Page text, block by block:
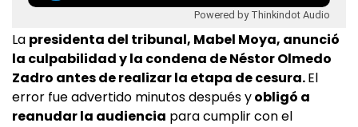
Powered by Thinkindot Audio
La presidenta del tribunal, Mabel Moya, anunció
la culpabilidad y la condena de Néstor Olmedo
Zadro antes de realizar la etapa de cesura.El
error fue advertido minutos después yobligó a
reanudar la audiencia para cumplir con el